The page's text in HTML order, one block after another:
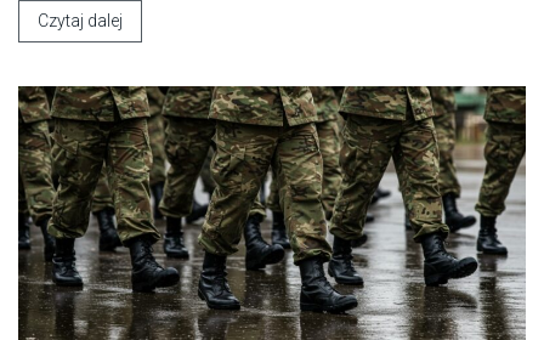
Czytaj dalej